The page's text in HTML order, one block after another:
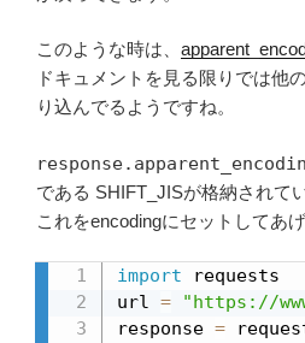
このような時は、
ドキュメントを見る限りでは他
り込んでるようですね。
である SHIFT_JISが格納されて
これをencodingにセットしてあ
import requests
url =
"https://
response =